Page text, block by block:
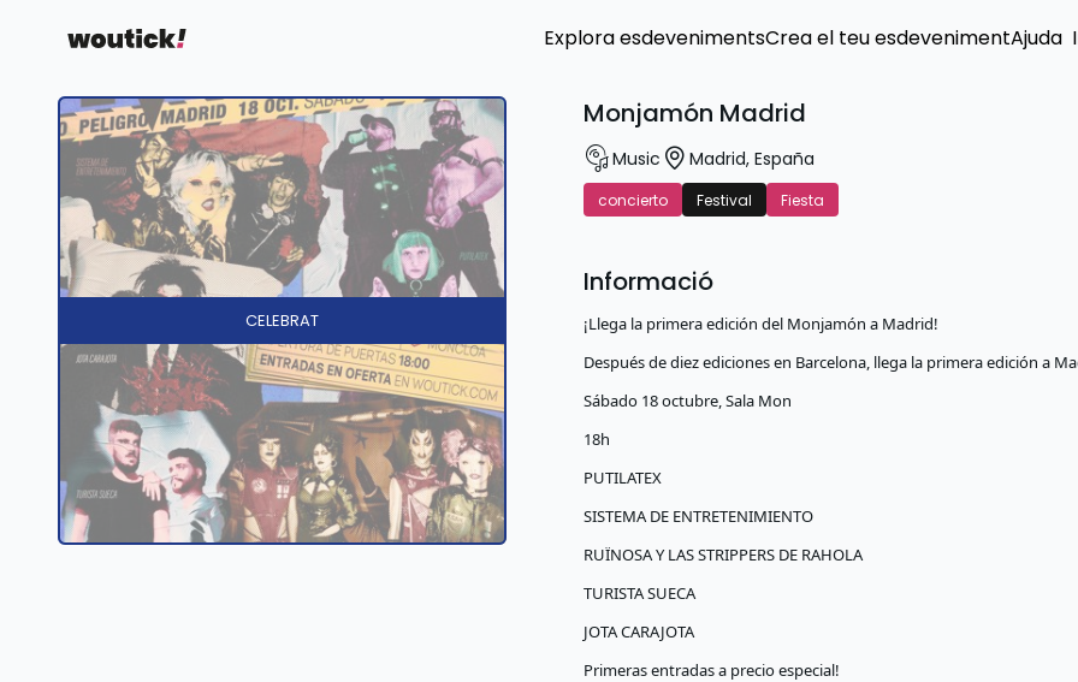
Explora esdevenimentsCrea el teu esdevenimentAjuda
CELEBRAT
Monjamón Madrid
Music Madrid, España
concierto Festival Fiesta
Informació
¡Llega la primera edición del Monjamón a Madrid!
Después de diez ediciones en Barcelona, llega la primera edición a
Sábado 18 octubre, Sala Mon
18h
PUTILATEX
SISTEMA DE ENTRETENIMIENTO
RUÏNOSA Y LAS STRIPPERS DE RAHOLA
TURISTA SUECA
JOTA CARAJOTA
Primeras entradas a precio especial!